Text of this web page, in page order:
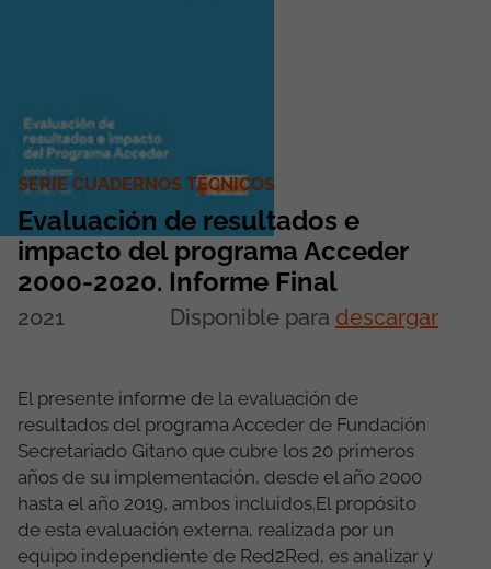
SERIE CUADERNOS TÉCNICOS
Evaluación de resultados e
impacto del programa Acceder
2000-2020. Informe Final
2021 Disponible para descargar
El presente informe de la evaluación de
resultados del programa Acceder de Fundación
Secretariado Gitano que cubre los 20 primeros
años de su implementación, desde el año 2000
hasta el año 2019, ambos incluidos.El propósito
de esta evaluación externa, realizada por un
equipo independiente de Red2Red, es analizar y